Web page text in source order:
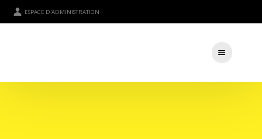
ESPACE D'ADMINISTRATION